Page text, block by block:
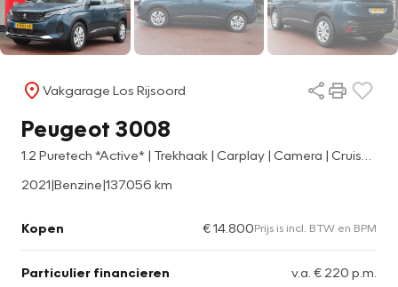
Vakgarage Los Rijsoord
Peugeot 3008
2021|Benzine|137.056 km
Kopen € 14.800Prijs is incl. BTW en BPM
Particulier financieren v.a. € 220 p.m.